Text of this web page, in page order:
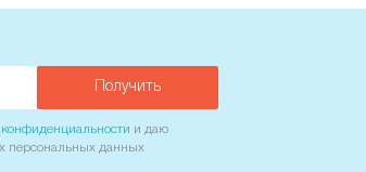
Получить
и даю
персональных данных